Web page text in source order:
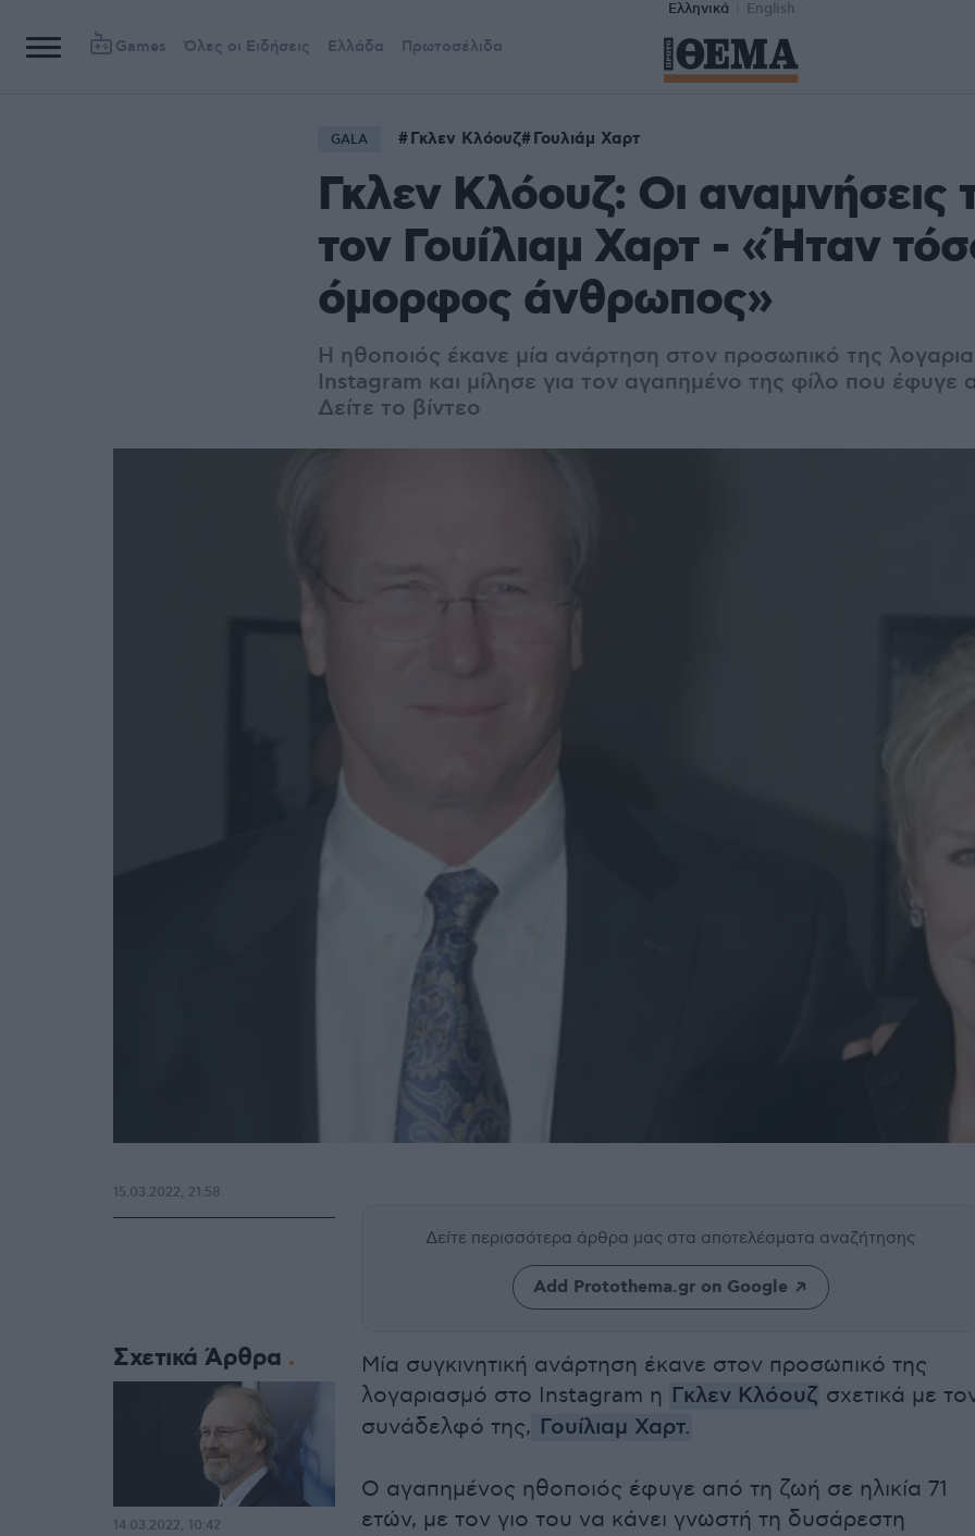
Ελληνικά English
Games Όλες οι Ειδήσεις Ελλάδα Πρωτοσέλιδα
GALA Γκλεν Κλόουζ Γουλιάμ Χαρτ
Γκλεν Κλόουζ: Οι αναμνήσεις
τον Γουίλιαμ Χαρτ - «Ήταν
όμορφος άνθρωπος»
Η ηθοποιός έκανε μία ανάρτηση στον προσωπικό της
Instagram και μίλησε για τον αγαπημένο της φίλο που έφυγε
Δείτε το βίντεο
Δείτε περισσότερα άρθρα μας στα αποτελέσματα αναζήτησης
Add Protothema.gr on Google
Μία συγκινητική ανάρτηση έκανε στον προσωπικό της
λογαριασμό στο Instagram η Γκλεν Κλόουζ σχετικά με
συνάδελφό της, Γουίλιαμ Χαρτ.
Ο αγαπημένος ηθοποιός έφυγε από τη ζωή σε ηλικία 71
ετών, με τον γιο του να κάνει γνωστή τη δυσάρεστη
15.03.2022, 21:58
Σχετικά Άρθρα
14.03.2022, 10:42